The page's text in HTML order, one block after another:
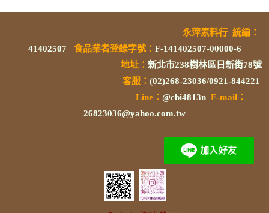
永萍素料行 統編 ：
41402507
食品業者登錄字號： F-141402507-00000-6
地址： 新北市238樹林區日新街78號
客服： (02)268-23036/0921-844221
Line： @cbi4813n E-mail：
26823036@yahoo.com.tw